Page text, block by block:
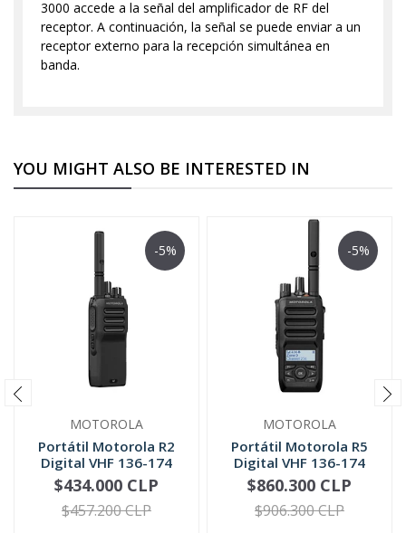
3000 accede a la señal del amplificador de RF del
receptor. A continuación, la señal se puede enviar a un
receptor externo para la recepción simultánea en
banda.
YOU MIGHT ALSO BE INTERESTED IN
-5%
MOTOROLA
Portátil Motorola R2
Digital VHF 136-174
MHz UH...
VIEW OPTIONS
$434.000 CLP
$457.200 CLP
-5%
MOTOROLA
Portátil Motorola R5
Digital VHF 136-174
MHz | ...
VIEW OPTIONS
$860.300 CLP
$906.300 CLP